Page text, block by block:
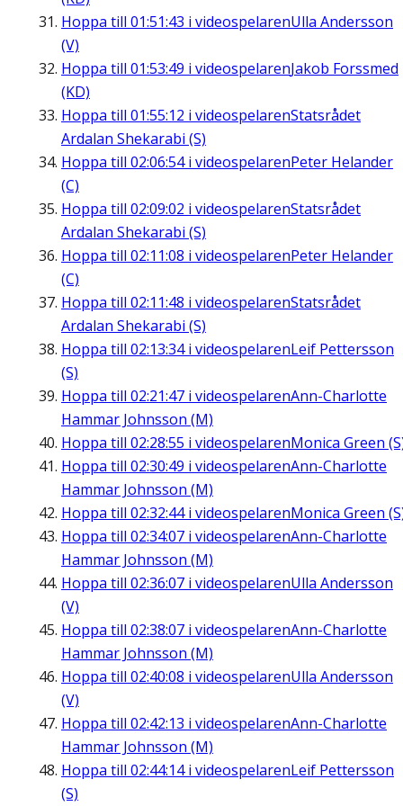
Hoppa till 01:51:43 i videospelarenUlla Andersson
(V)
Hoppa till 01:53:49 i videospelarenJakob Forssmed
(KD)
Hoppa till 01:55:12 i videospelarenStatsrådet
Ardalan Shekarabi (S)
Hoppa till 02:06:54i videospelarenPeter Helander
(C)
Hoppa till 02:09:02 i videospelarenStatsrådet
Ardalan Shekarabi (S)
Hoppa till 02:11:08 i videospelarenPeter Helander
(C)
Hoppa till 02:11:48 i videospelarenStatsrådet
Ardalan Shekarabi (S)
Hoppa till 02:13:34i videospelarenLeif Pettersson
(S)
Hoppa till 02:21:47 i videospelarenAnn-Charlotte
Hammar Johnsson (M)
Hoppa till 02:28:55 i videospelarenMonica Green
Hoppa till 02:30:49 i videospelarenAnn-Charlotte
Hammar Johnsson (M)
Hoppa till 02:32:44i videospelarenMonica Green
Hoppa till 02:34:07 i videospelarenAnn-Charlotte
Hammar Johnsson (M)
Hoppa till 02:36:07 i videospelarenUlla Andersson
(V)
Hoppa till 02:38:07 i videospelarenAnn-Charlotte
Hammar Johnsson (M)
Hoppa till 02:40:08 i videospelarenUlla Andersson
(V)
Hoppa till 02:42:13 i videospelarenAnn-Charlotte
Hammar Johnsson (M)
Hoppa till 02:44:14i videospelarenLeif Pettersson
(S)